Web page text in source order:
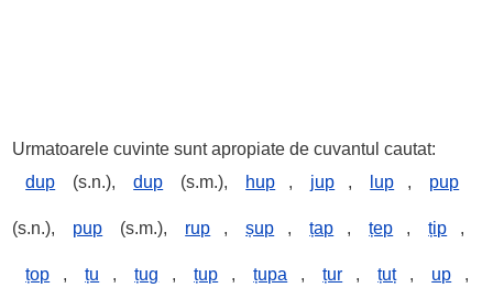
Urmatoarele cuvinte sunt apropiate de cuvantul cautat:
dup
(s.n.), dup (s.m.), hup , jup , lup , pup
(s.n.), pup (s.m.), rup , șup , țap , țep , țip ,
țop , țu , țug , țup , țupa , țur , țuț , up ,